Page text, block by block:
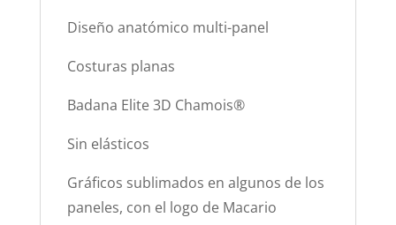
Diseño anatómico multi-panel
Costuras planas
Badana Elite 3D Chamois®
Sin elásticos
Gráficos sublimados en algunos de los
paneles, con el logo de Macario